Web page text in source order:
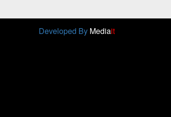
Developed By Mediait